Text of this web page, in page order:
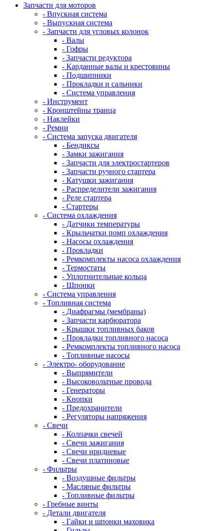
Запчасти для моторов
- Впускная система
- Выпускная система
- Запчасти для угловых колонок
- Валы
- Гофры
- Запчасти редуктора
- Карданные валы и крестовины
- Подшипники
- Прокладки и сальники
- Система управления
- Инструмент
- Кронштейны транца
- Наклейки
- Ремни
- Система запуска двигателя
- Бендиксы
- Замки зажигания
- Запчасти для электростартеров
- Запчасти ручного стартера
- Катушки зажигания
- Распределители зажигания
- Реле стартера
- Стартеры
- Система охлаждения
- Датчики температуры
- Крыльчатки помп охлаждения
- Насосы охлаждения
- Прокладки
- Ремкомплекты насоса охлаждения
- Термостаты
- Уплотнительные кольца
- Шпонки
- Система управления
- Топливная система
- Диафрагмы (мембраны)
- Запчасти карбюратора
- Крышки топливных баков
- Прокладки топливного насоса
- Ремкомплекты топливного насоса
- Топливные насосы
- Электро- оборудование
- Выпрямители
- Высоковольтные провода
- Генераторы
- Кнопки
- Предохранители
- Регуляторы напряжения
- Свечи
- Колпачки свечей
- Свечи зажигания
- Свечи иридиевые
- Свечи платиновые
- Фильтры
- Воздушные фильтры
- Масляные фильтры
- Топливные фильтры
- Гребные винты
- Детали двигателя
- Гайки и шпонки маховика